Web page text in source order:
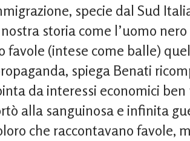
specie dal Sud
storia come l’uomo
favole (intese come balle)
spiega Benati
da interessi economici
alla sanguinosa e infinita
che raccontavano favole,